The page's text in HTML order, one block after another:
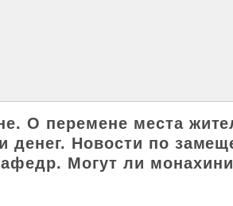
О перемене места
и денег. Новости по
Могут ли